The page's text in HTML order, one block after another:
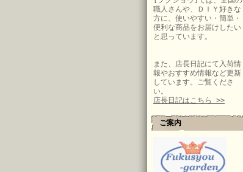
職人さんや、ＤＩＹ好きな
方に、使いやすい・簡単・
便利な商品をお届けしたい
と思っています。
また、店長日記にて入荷情
報やおすすめ情報など更新
しています。ご覧くださ
い。
店長日記はこちら >>
ご案内